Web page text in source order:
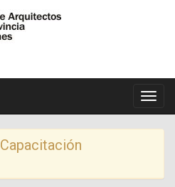
Capacitación